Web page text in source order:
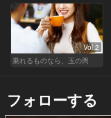
Vol.2
乗れるものなら、玉の輿
フォローする